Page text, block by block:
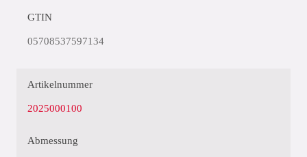
GTIN
05708537597134
Artikelnummer
2025000100
Abmessung